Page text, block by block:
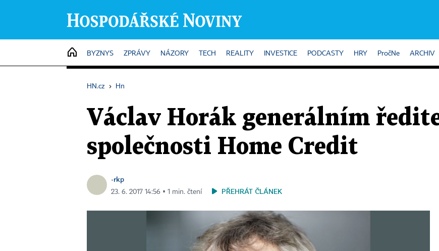
HOME
BYZNYS ZPRÁVY NÁZORY TECH REALITY INVESTICE PODCASTY HRY PročNe ARCHIV
HN.cz › Hn
Václav Horák generálním
společnosti Home Credit
-rkp
23. 6. 2017 14:56 ▪ 1 min. čtení PŘEHRÁT ČLÁNEK